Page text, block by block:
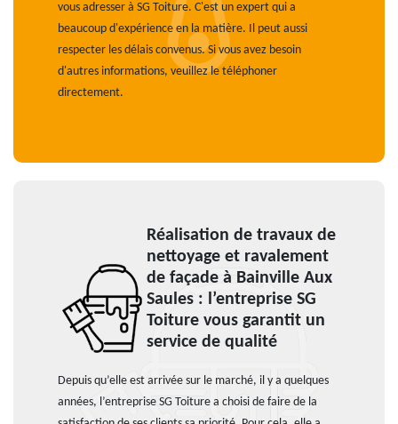
vous adresser à SG Toiture. C'est un expert qui a
beaucoup d'expérience en la matière. Il peut aussi
respecter les délais convenus. Si vous avez besoin
d'autres informations, veuillez le téléphoner
directement.
Réalisation de travaux de
nettoyage et ravalement
de façade à Bainville Aux
Saules : l’entreprise SG
Toiture vous garantit un
service de qualité
Depuis qu’elle est arrivée sur le marché, il y a quelques
années, l’entreprise SG Toiture a choisi de faire de la